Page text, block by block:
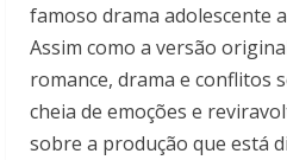
famoso drama adolescente
Assim como a versão
romance, drama e conflitos
cheia de emoções e
sobre a produção que está